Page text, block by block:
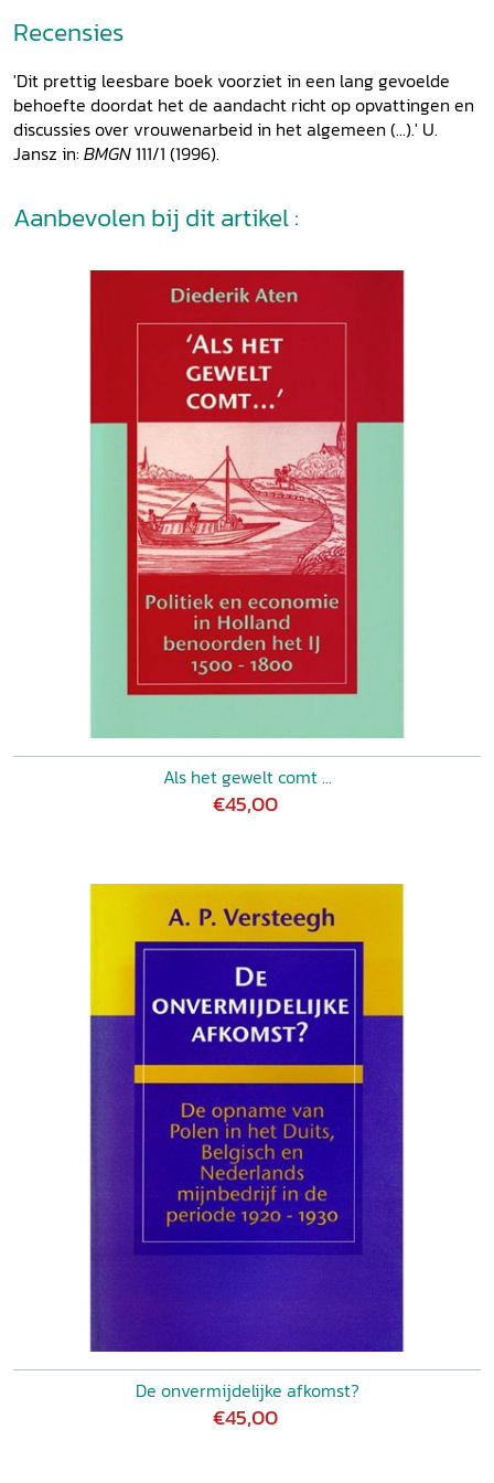
Vrouwenarbeid. De verdeling van arbeid tussen vrouwen en
mannen was en is ongelijk: er werkten minder vrouwen dan
mannen en vrouwen waren geconcentreerd in beroepen
met een lage beloning en weinig perspectief.
Recensies
'Dit prettig leesbare boek voorziet in een lang gevoelde
behoefte doordat het de aandacht richt op opvattingen en
discussies over vrouwenarbeid in het algemeen (...).' U.
Jansz in: BMGN111/1 (1996).
Aanbevolen bij dit artikel :
Als het gewelt comt ...
€45,00
De onvermijdelijke afkomst?
€45,00